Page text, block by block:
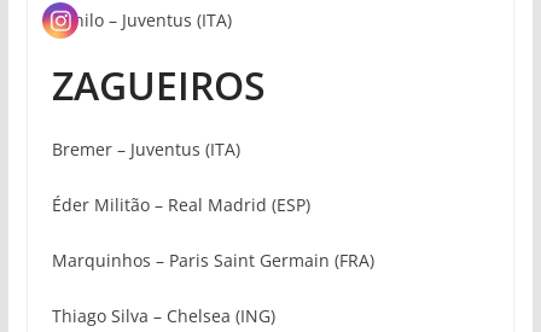
Danilo – Juventus (ITA)
ZAGUEIROS
Bremer – Juventus (ITA)
Éder Militão – Real Madrid (ESP)
Marquinhos – Paris Saint Germain (FRA)
Thiago Silva – Chelsea (ING)